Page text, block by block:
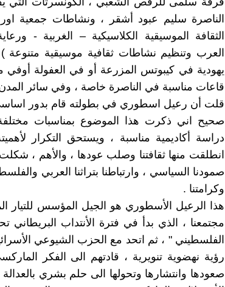
الناصرة سليم عبود أشقر ، ونشاطات جمعية
الثقافة الموسيقية الكلاسيكية – الغربية -
العرب وتنظيم نشاطات ثقافية موسيقية
يهودية في كيبوتس المزرعة أو في العفولة أوفي
قاعات مناسبة في الناصرة خاصة ، وفي سائر المدن
قلت أن رعيل اسطوري في بطولته قام بدور اساسي
صحيح اني ذكرت هذا الموضوع بمناسبات
دراسة أكاديمية مناسبة ، ويستحق التكرار
انطلقت منها ثقافتنا وصلب عودها ، والأهم ،
صمودنا السياسي ، وارتباطنا بتراثنا العربي
وكرامتنا .
هذا الرعيل الأسطوري هو الجيل المؤسس للتيار
مجتمعنا ، الذي بدأ في فترة الأنتداب
الفلسطيني " ، ثم اتحد مع الحزب الشيوعي
رؤية نهضوية تنويرية ، قادتهم الى الفكر
صعودها وانتشارها وتحولها الى حلم بشري بالعدالة